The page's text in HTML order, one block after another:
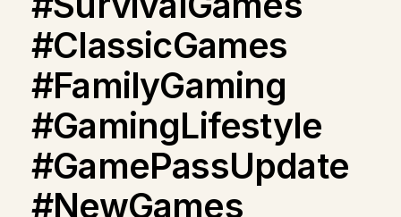
#ClassicGames
#FamilyGaming
#GamingLifestyle
#GamePassUpdate
#NewGames